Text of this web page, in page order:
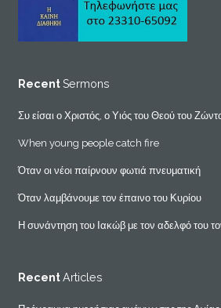
RecentSermons
Συ είσαι ο Χριστός, ο Υιός του Θεού του
When young people catch fire
Όταν οι νέοι παίρνουν φωτιά πνευματική
Όταν λαμβάνουμε τον έπαινο του Κυρίου
Η συνάντηση του Ιακώβ με τον αδελφό του
RecentArticles